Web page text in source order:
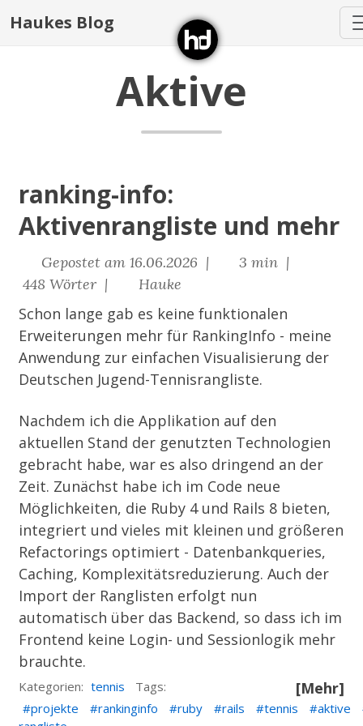
Haukes Blog
Aktive
ranking-info:
Aktivenrangliste und mehr
Gepostet am 16.06.2026 |
3 min |
448 Wörter |
Hauke
Schon lange gab es keine funktionalen
Erweiterungen mehr für RankingInfo - meine
Anwendung zur einfachen Visualisierung der
Deutschen Jugend-Tennisrangliste.
Nachdem ich die Applikation auf den
aktuellen Stand der genutzten Technologien
gebracht habe, war es also dringend an der
Zeit. Zunächst habe ich im Code neue
Möglichkeiten, die Ruby 4 und Rails 8 bieten,
integriert und vieles mit kleinen und größeren
Refactorings optimiert - Datenbankqueries,
Caching, Komplexitätsreduzierung. Auch der
Import der Ranglisten erfolgt nun
automatisch über das Backend, so dass ich im
Frontend keine Login- und Sessionlogik mehr
brauchte.
[Mehr]
Kategorien: tennis
Tags:
projekte
rankinginfo ruby rails tennis
aktive